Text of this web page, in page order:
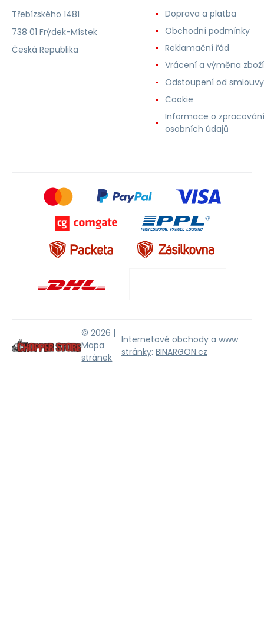
Třebízského 1481
738 01 Frýdek-Místek
Česká Republika
Doprava a platba
Obchodní podmínky
Reklamační řád
Vrácení a výměna zboží
Odstoupení od smlouvy
Cookie
Informace o zpracování
osobních údajů
© 2026 |
Mapa
stránek
Internetové obchody a www
stránky: BINARGON.cz